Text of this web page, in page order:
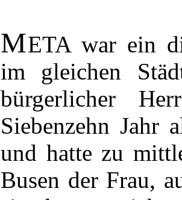
META war ein
im gleichen
bürgerlicher
Siebenzehn Jahr
und hatte zu
Busen der Frau,